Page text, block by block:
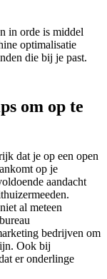
in orde is middel
optimalisatie
die bij je past.
om op te
dat je op een open
op je
aandacht
al meteen
bedrijven om
Ook bij
er onderlinge